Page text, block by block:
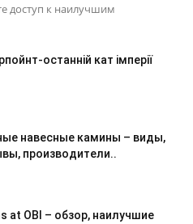
доступ к наилучшим
останній кат імперії
навесные камины – виды,
производители..
at OBI – обзор, наилучшие